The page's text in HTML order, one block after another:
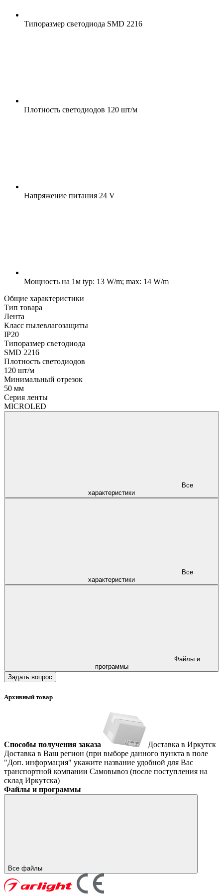
Типоразмер светодиода SMD 2216
Плотность светодиодов 120 шт/м
Напряжение питания 24 V
Мощность на 1м typ: 13 W/m; max: 14 W/m
Общие характеристики
Тип товара
Лента
Класс пылевлагозащиты
IP20
Типоразмер светодиода
SMD 2216
Плотность светодиодов
120 шт/м
Минимальный отрезок
50 мм
Серия ленты
MICROLED
характеристики
характеристики
программы
Задать вопрос
Архивный товар
Способы получения заказа
Доставка в Иркутск
Доставка в Ваш регион (при выборе данного пункта в поле
"Доп. информация" укажите название удобной для Вас
транспортной компании Самовывоз (после поступления на
склад Иркутска)
Файлы и программы
Все файлы